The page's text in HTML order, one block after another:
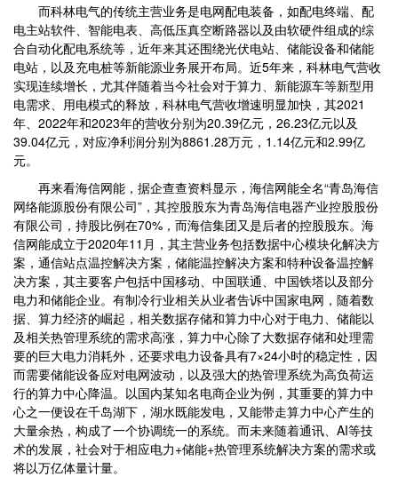
而科林电气的传统主营业务是电网配电装备，如配电终端、配
电主站软件、智能电表、高低压真空断路器以及由软硬件组成的综
合自动化配电系统等，近年来其还围绕光伏电站、储能设备和储能
电站，以及充电桩等新能源业务展开布局。近5年来，科林电气营收
实现连续增长，尤其伴随着当今社会对于算力、新能源车等新型用
电需求、用电模式的释放，科林电气营收增速明显加快，其2021
年、2022年和2023年的营收分别为20.39亿元，26.23亿元以及
39.04亿元，对应净利润分别为8861.28万元，1.14亿元和2.99亿
元。
再来看海信网能，据企查查资料显示，海信网能全名“青岛海信
网络能源股份有限公司”，其控股股东为青岛海信电器产业控股股份
有限公司，持股比例在70%，而海信集团又是后者的控股股东。海
信网能成立于2020年11月，其主营业务包括数据中心模块化解决方
案，通信站点温控解决方案，储能温控解决方案和特种设备温控解
决方案，其主要客户包括中国移动、中国联通、中国铁塔以及部分
电力和储能企业。有制冷行业相关从业者告诉中国家电网，随着数
据、算力经济的崛起，相关数据存储和算力中心对于电力、储能以
及相关热管理系统的需求高涨，算力中心除了大数据存储和处理需
要的巨大电力消耗外，还要求电力设备具有7×24小时的稳定性，因
而需要储能设备应对电网波动，以及强大的热管理系统为高负荷运
行的算力中心降温。以国内某知名电商企业为例，其重要的算力中
心之一便设在千岛湖下，湖水既能发电，又能带走算力中心产生的
大量余热，构成了一个协调统一的系统。而未来随着通讯、AI等技
术的发展，社会对于相应电力+储能+热管理系统解决方案的需求或
将以万亿体量计量。